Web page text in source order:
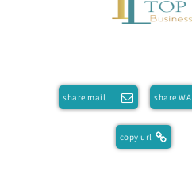
share WA
share mail
copy url